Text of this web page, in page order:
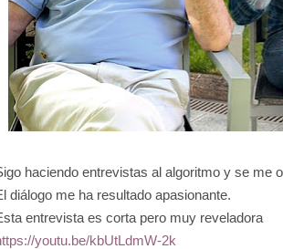
haciendo entrevistas al algoritmo y se me
diálogo me ha resultado apasionante.
entrevista es corta pero muy reveladora
youtu.be/kbUtLdmW-2k